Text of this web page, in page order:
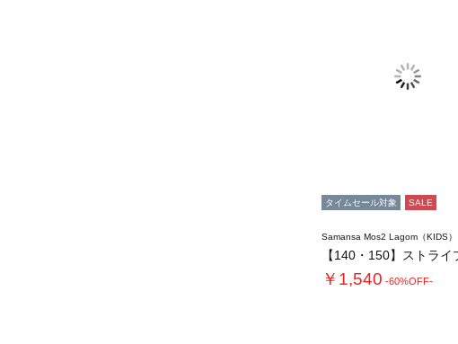
タイムセール対象 SALE
Samansa Mos2 Lagom（KIDS）
￥1,540 -60%OFF-